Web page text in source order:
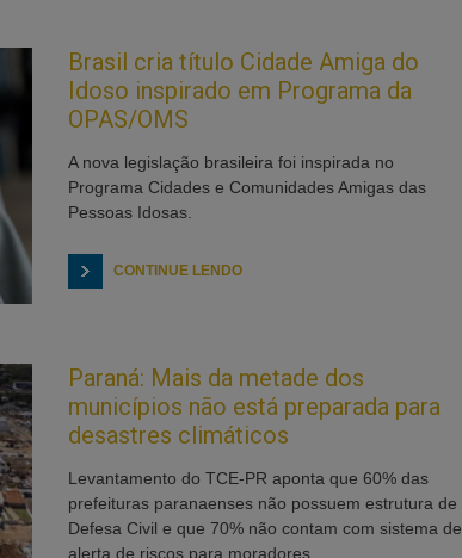
Brasil cria título Cidade Amiga do
Idoso inspirado em Programa da
OPAS/OMS
A nova legislação brasileira foi inspirada no
Programa Cidades e Comunidades Amigas das
Pessoas Idosas.
CONTINUE LENDO
Paraná: Mais da metade dos
municípios não está preparada para
desastres climáticos
Levantamento do TCE-PR aponta que 60% das
prefeituras paranaenses não possuem estrutura de
Defesa Civil e que 70% não contam com sistema de
alerta de riscos para moradores.